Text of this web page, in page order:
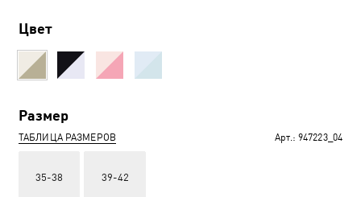
Цвет
Размер
ТАБЛИЦА РАЗМЕРОВ Арт.: 947223_04
35-38 39-42